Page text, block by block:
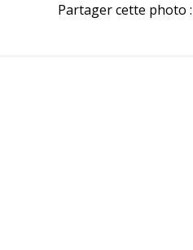
Partager cette photo :